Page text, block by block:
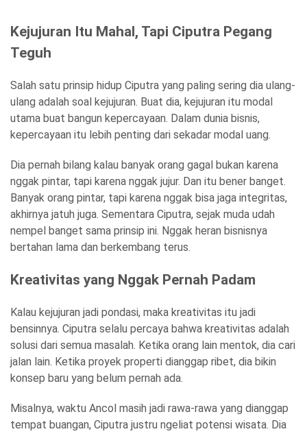
Kejujuran Itu Mahal, Tapi Ciputra Pegang
Teguh
Salah satu prinsip hidup Ciputra yang paling sering dia ulang-
ulang adalah soal kejujuran. Buat dia, kejujuran itu modal
utama buat bangun kepercayaan. Dalam dunia bisnis,
kepercayaan itu lebih penting dari sekadar modal uang.
Dia pernah bilang kalau banyak orang gagal bukan karena
nggak pintar, tapi karena nggak jujur. Dan itu bener banget.
Banyak orang pintar, tapi karena nggak bisa jaga integritas,
akhirnya jatuh juga. Sementara Ciputra, sejak muda udah
nempel banget sama prinsip ini. Nggak heran bisnisnya
bertahan lama dan berkembang terus.
Kreativitas yang Nggak Pernah Padam
Kalau kejujuran jadi pondasi, maka kreativitas itu jadi
bensinnya. Ciputra selalu percaya bahwa kreativitas adalah
solusi dari semua masalah. Ketika orang lain mentok, dia cari
jalan lain. Ketika proyek properti dianggap ribet, dia bikin
konsep baru yang belum pernah ada.
Misalnya, waktu Ancol masih jadi rawa-rawa yang dianggap
tempat buangan, Ciputra justru ngeliat potensi wisata. Dia